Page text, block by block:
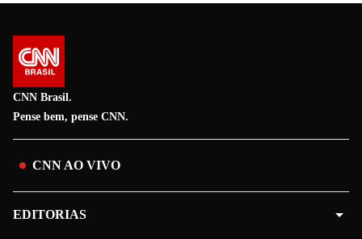
CNN Brasil.
Pense bem, pense CNN.
CNN AO VIVO
EDITORIAS